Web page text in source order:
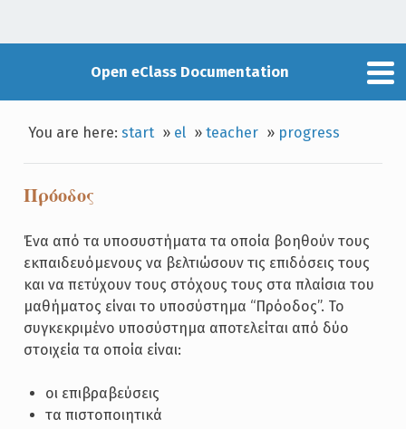
Open eClass Documentation
You are here:start » el »teacher » progress
Πρόοδος
Ένα από τα υποσυστήματα τα οποία βοηθούν τους
εκπαιδευόμενους να βελτιώσουν τις επιδόσεις τους
και να πετύχουν τους στόχους τους στα πλαίσια του
μαθήματος είναι το υποσύστημα “Πρόοδος”. Το
συγκεκριμένο υποσύστημα αποτελείται από δύο
στοιχεία τα οποία είναι:
οι επιβραβεύσεις
τα πιστοποιητικά